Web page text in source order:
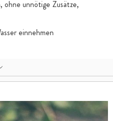
ohne unnötige Zusätze,
einnehmen